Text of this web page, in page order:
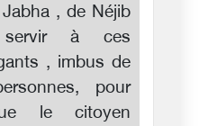
, de Néjib
à ces
, imbus de
pour
le citoyen